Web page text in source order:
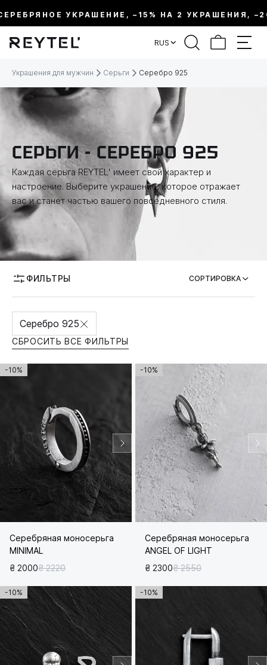
УКРАШЕНИЕ, –15% НА 2 УКРАШЕНИЯ,
RUS
Украшения для мужчин Серьги Серебро 925
СЕРЬГИ - СЕРЕБРО 925
Каждая серьга REYTEL' имеет свой характер и
настроение. Выберите украшение, которое отражает
вас и станет частью вашего повседневного стиля.
ФИЛЬТРЫ
ФИЛЬТР
МЕТАЛЛ
ВИД УКРАШЕНИЯ
КОЛЛЕКЦИИ
ТЕМАТИКА
СОРТИРОВКА
Серебро 925
СБРОСИТЬ ВСЕ ФИЛЬТРЫ
-10%
Серебряная моносерьга
MINIMAL
₴ 2000₴ 2220
-10%
Серебряная моносерьга
ANGEL OF LIGHT
₴ 2300₴ 2550
-10% -10%